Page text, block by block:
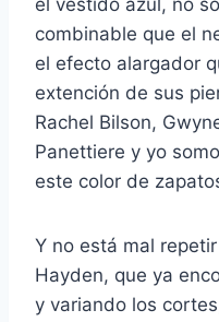
el vestido azul, no
combinable que el
el efecto alargador
extención de sus
Rachel Bilson,
Panettiere y yo
este color de
Y no está mal
Hayden, que ya
y variando los